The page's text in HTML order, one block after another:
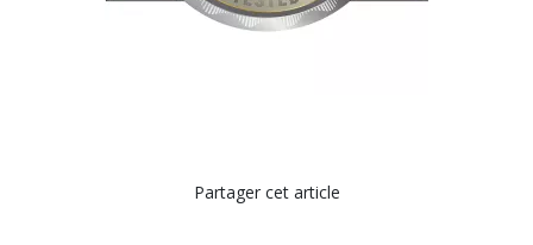
Partager cet article